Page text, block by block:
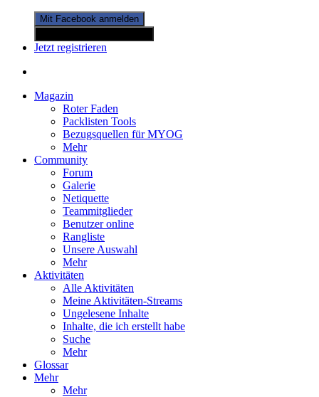
Mit Facebook anmelden
Jetzt registrieren
Magazin
Roter Faden
Packlisten Tools
Bezugsquellen für MYOG
Mehr
Community
Forum
Galerie
Netiquette
Teammitglieder
Benutzer online
Rangliste
Unsere Auswahl
Mehr
Aktivitäten
Alle Aktivitäten
Meine Aktivitäten-Streams
Ungelesene Inhalte
Inhalte, die ich erstellt habe
Suche
Mehr
Glossar
Mehr
Mehr